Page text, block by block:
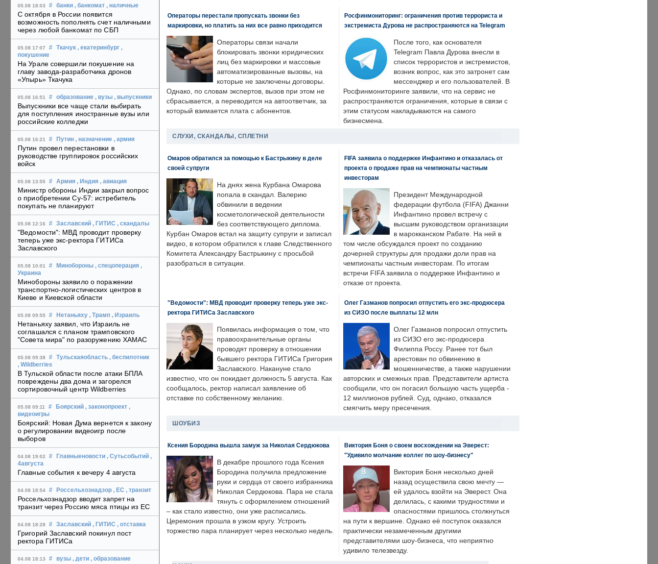
05.08 18:03 # банки , банкомат , наличные
С октября в России появится
возможность пополнять счет наличными
через любой банкомат по СБП
05.08 17:07 # Ткачук , екатеринбург ,
покушение
На Урале совершили покушение на
главу завода-разработчика дронов
«Упырь» Ткачука
05.08 16:51 # образование , вузы , выпускники
Выпускники все чаще стали выбирать
для поступления иностранные вузы или
российские колледжи
05.08 16:21 # Путин , назначение , армия
Путин провел перестановки в
руководстве группировок российских
войск
05.08 13:55 # Армия , Индия , авиация
Министр обороны Индии закрыл вопрос
о приобретении Су-57: истребитель
покупать не планируют
05.08 12:16 # Заславский , ГИТИС , скандалы
"Ведомости": МВД проводит проверку
теперь уже экс-ректора ГИТИСа
Заславского
05.08 10:01 # Минобороны , спецоперация ,
Украина
Минобороны заявило о поражении
транспортно-логистических центров в
Киеве и Киевской области
05.08 09:55 # Нетаньяху , Трамп , Израиль
Нетаньяху заявил, что Израиль не
соглашался с планом трамповского
"Совета мира" по разоружению ХАМАС
05.08 09:38 # Тульскаяобласть , беспилотник
, Wildberries
В Тульской области после атаки БПЛА
повреждены два дома и загорелся
сортировочный центр Wildberries
05.08 09:11 # Боярский , законопроект ,
видеоигры
Боярский: Новая Дума вернется к закону
о регулировании видеоигр после
выборов
04.08 19:02 # Главныеновости , Сутьсобытий ,
4августа
Главные события к вечеру 4 августа
04.08 18:54 # Россельхознадзор , ЕС , транзит
Россельхознадзор вводит запрет на
транзит через Россию мяса птицы из ЕС
04.08 18:28 # Заславский , ГИТИС , отставка
Григорий Заславский покинул пост
ректора ГИТИСа
04.08 18:13 # вузы , дети , образование
Операторы перестали пропускать звонки без
маркировки, но платить за них все равно приходится
Операторы связи начали
блокировать звонки юридических
лиц без маркировки и массовые
автоматизированные вызовы, на
которые не заключены договоры.
Однако, по словам экспертов, вызов при этом не
сбрасывается, а переводится на автоответчик, за
который взимается плата с абонентов.
Росфинмониторинг: ограничения против террориста и
экстремиста Дурова не распространяются на Telegram
После того, как основателя
Telegram Павла Дурова внесли в
список террористов и экстремистов,
возник вопрос, как это затронет сам
мессенджер и его пользователей. В
Росфинмониторинге заявили, что на сервис не
распространяются ограничения, которые в связи с
этим статусом накладываются на самого
бизнесмена.
СЛУХИ, СКАНДАЛЫ, СПЛЕТНИ
Омаров обратился за помощью к Бастрыкину в деле
своей супруги
На днях жена Курбана Омарова
попала в скандал. Валерию
обвинили в ведении
косметологической деятельности
без соответствующего диплома.
Курбан Омаров встал на защиту супруги и записал
видео, в котором обратился к главе Следственного
Комитета Александру Бастрыкину с просьбой
разобраться в ситуации.
FIFA заявила о поддержке Инфантино и отказалась от
проекта о продаже прав на чемпионаты частным
инвесторам
Президент Международной
федерации футбола (FIFA) Джанни
Инфантино провел встречу с
высшим руководством организации
в марокканском Рабате. На ней в
том числе обсуждался проект по созданию
дочерней структуры для продажи доли прав на
чемпионаты частным инвесторам. По итогам
встречи FIFA заявила о поддержке Инфантино и
отказе от проекта.
"Ведомости": МВД проводит проверку теперь уже экс-
ректора ГИТИСа Заславского
Появилась информация о том, что
правоохранительные органы
проводят проверку в отношении
бывшего ректора ГИТИСа Григория
Заславского. Накануне стало
известно, что он покидает должность 5 августа. Как
сообщалось, ректор написал заявление об
отставке по собственному желанию.
Олег Газманов попросил отпустить его экс-продюсера
из СИЗО после выплаты 12 млн
Олег Газманов попросил отпустить
из СИЗО его экс-продюсера
Филиппа Россу. Ранее тот был
арестован по обвинению в
мошенничестве, а также нарушении
авторских и смежных прав. Представители артиста
сообщили, что он погасил большую часть ущерба -
12 миллионов рублей. Суд, однако, отказался
смягчить меру пресечения.
ШОУБИЗ
Ксения Бородина вышла замуж за Николая Сердюкова
В декабре прошлого года Ксения
Бородина получила предложение
руки и сердца от своего избранника
Николая Сердюкова. Пара не стала
тянуть с оформлением отношений
– как стало известно, они уже расписались.
Церемония прошла в узком кругу. Устроить
торжество пара планирует через несколько недель.
Виктория Боня о своем восхождении на Эверест:
"Удивило молчание коллег по шоу-бизнесу"
Виктория Боня несколько дней
назад осуществила свою мечту —
ей удалось взойти на Эверест. Она
делилась, с какими трудностями и
опасностями пришлось столкнуться
на пути к вершине. Однако её поступок оказался
практически незамеченным другими
представителями шоу-бизнеса, что неприятно
удивило телезвезду.